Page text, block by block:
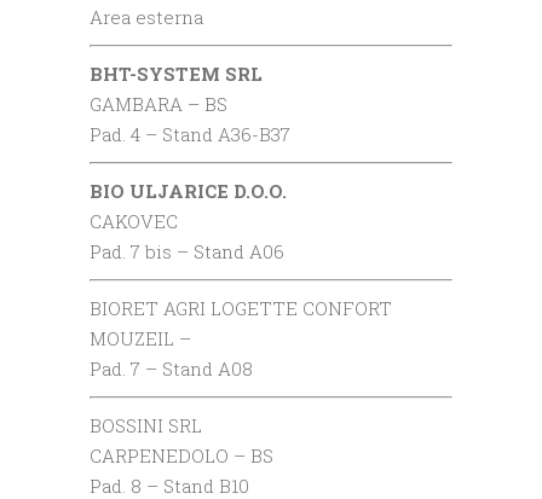
Area esterna
BHT-SYSTEM SRL
GAMBARA – BS
Pad. 4 – Stand A36-B37
BIO ULJARICE D.O.O.
CAKOVEC
Pad. 7 bis – Stand A06
BIORET AGRI LOGETTE CONFORT
MOUZEIL –
Pad. 7 – Stand A08
BOSSINI SRL
CARPENEDOLO – BS
Pad. 8 – Stand B10